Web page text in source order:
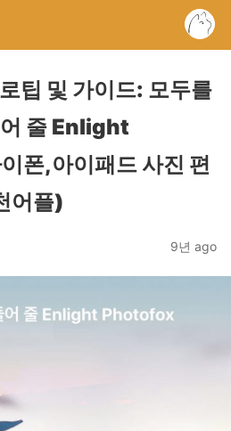
팁 및 가이드: 모두를
줄 Enlight
폰,아이패드 사진 편
어플)
9년 ago